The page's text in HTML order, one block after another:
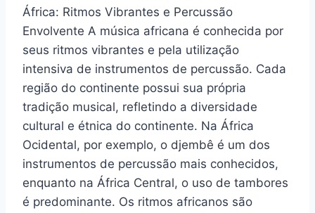
África: Ritmos Vibrantes e Percussão
Envolvente A música africana é conhecida por
seus ritmos vibrantes e pela utilização
intensiva de instrumentos de percussão. Cada
região do continente possui sua própria
tradição musical, refletindo a diversidade
cultural e étnica do continente. Na África
Ocidental, por exemplo, o djembê é um dos
instrumentos de percussão mais conhecidos,
enquanto na África Central, o uso de tambores
é predominante. Os ritmos africanos são